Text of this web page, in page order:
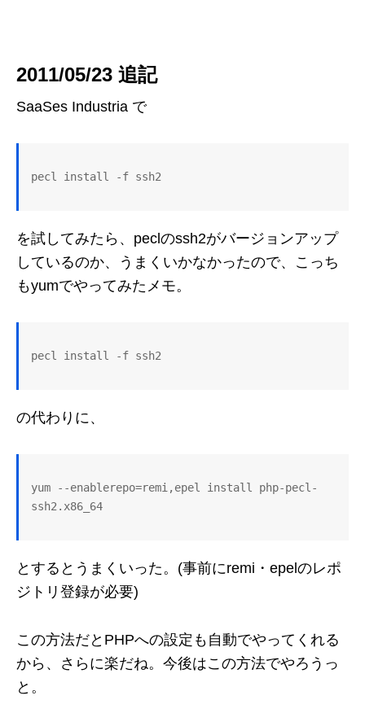
2011/05/23 追記
SaaSes Industria で
pecl install -f ssh2
を試してみたら、peclのssh2がバージョンアップ
しているのか、うまくいかなかったので、こっち
もyumでやってみたメモ。
pecl install -f ssh2
の代わりに、
yum --enablerepo=remi,epel install php-pecl-
ssh2.x86_64
とするとうまくいった。(事前にremi・epelのレポ
ジトリ登録が必要)
この方法だとPHPへの設定も自動でやってくれる
から、さらに楽だね。今後はこの方法でやろうっ
と。